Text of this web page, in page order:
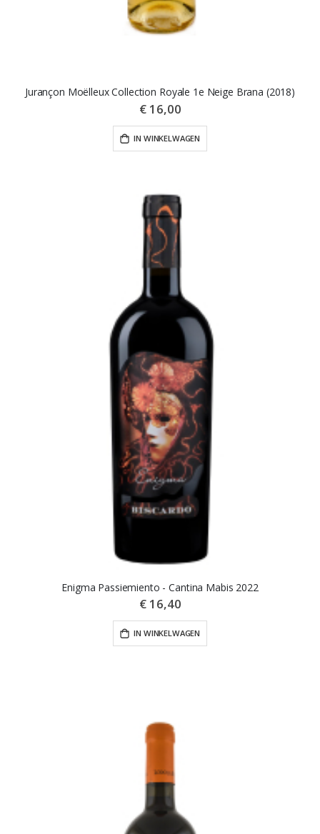
Jurançon Moëlleux Collection Royale 1e Neige Brana (2018)
€ 16,00
IN WINKELWAGEN
Enigma Passiemiento - Cantina Mabis 2022
€ 16,40
IN WINKELWAGEN